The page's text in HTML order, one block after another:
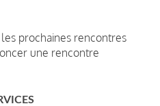
prochaines rencontres
une rencontre